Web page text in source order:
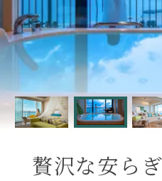
贅沢な安ら